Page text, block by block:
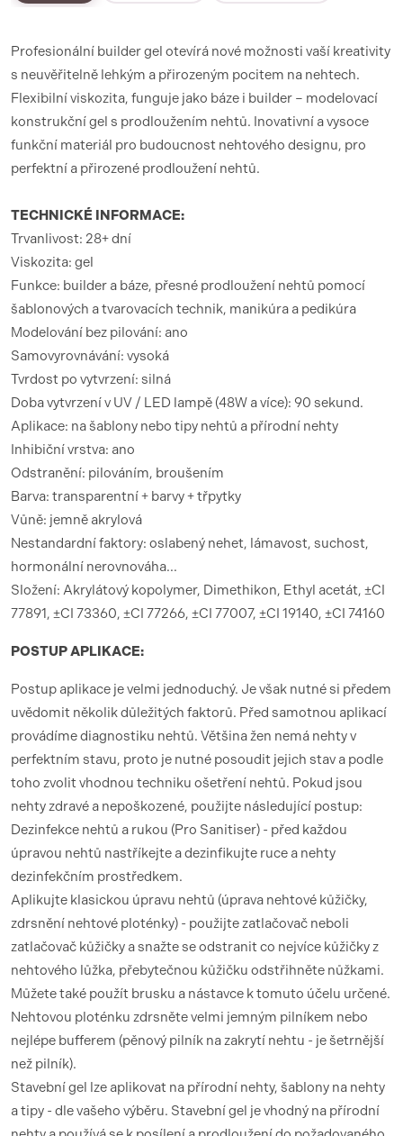
Profesionální builder gel otevírá nové možnosti vaší kreativity
s neuvěřitelně lehkým a přirozeným pocitem na nehtech.
Flexibilní viskozita, funguje jako báze i builder – modelovací
konstrukční gel s prodloužením nehtů. Inovativní a vysoce
funkční materiál pro budoucnost nehtového designu, pro
perfektní a přirozené prodloužení nehtů.
TECHNICKÉ INFORMACE:
Trvanlivost: 28+ dní
Viskozita: gel
Funkce: builder a báze, přesné prodloužení nehtů pomocí
šablonových a tvarovacích technik, manikúra a pedikúra
Modelování bez pilování: ano
Samovyrovnávání: vysoká
Tvrdost po vytvrzení: silná
Doba vytvrzení v UV / LED lampě (48W a více): 90 sekund.
Aplikace: na šablony nebo tipy nehtů a přírodní nehty
Inhibiční vrstva: ano
Odstranění: pilováním, broušením
Barva: transparentní + barvy + třpytky
Vůně: jemně akrylová
Nestandardní faktory: oslabený nehet, lámavost, suchost,
hormonální nerovnováha...
Složení: Akrylátový kopolymer, Dimethikon, Ethyl acetát, ±CI
77891, ±CI 73360, ±CI 77266, ±CI 77007, ±CI 19140, ±CI 74160
POSTUP APLIKACE:
Postup aplikace je velmi jednoduchý. Je však nutné si předem
uvědomit několik důležitých faktorů. Před samotnou aplikací
provádíme diagnostiku nehtů. Většina žen nemá nehty v
perfektním stavu, proto je nutné posoudit jejich stav a podle
toho zvolit vhodnou techniku ​​ošetření nehtů. Pokud jsou
nehty zdravé a nepoškozené, použijte následující postup:
Dezinfekce nehtů a rukou (Pro Sanitiser) - před každou
úpravou nehtů nastříkejte a dezinfikujte ruce a nehty
dezinfekčním prostředkem.
Aplikujte klasickou úpravu nehtů (úprava nehtové kůžičky,
zdrsnění nehtové ploténky) - použijte zatlačovač neboli
zatlačovač kůžičky a snažte se odstranit co nejvíce kůžičky z
nehtového lůžka, přebytečnou kůžičku odstřihněte nůžkami.
Můžete také použít brusku a nástavce k tomuto účelu určené.
Nehtovou ploténku zdrsněte velmi jemným pilníkem nebo
nejlépe bufferem (pěnový pilník na zakrytí nehtu - je šetrnější
než pilník).
Stavební gel lze aplikovat na přírodní nehty, šablony na nehty
a tipy - dle vašeho výběru. Stavební gel je vhodný na přírodní